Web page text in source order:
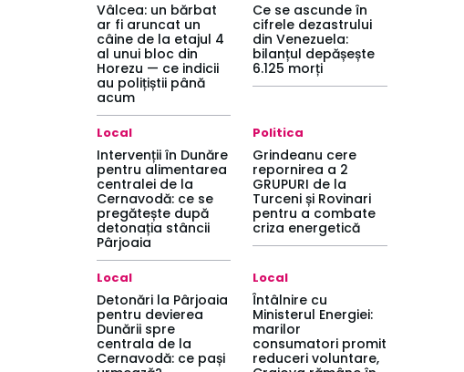
Vâlcea: un bărbat
ar fi aruncat un
câine de la etajul 4
al unui bloc din
Horezu — ce indicii
au polițiștii până
acum
Ce se ascunde în
cifrele dezastrului
din Venezuela:
bilanțul depășește
6.125 morți
Local
Intervenții în Dunăre
pentru alimentarea
centralei de la
Cernavodă: ce se
pregătește după
detonația stâncii
Pârjoaia
Politica
Grindeanu cere
repornirea a 2
GRUPURI de la
Turceni și Rovinari
pentru a combate
criza energetică
Local
Detonări la Pârjoaia
pentru devierea
Dunării spre
centrala de la
Cernavodă: ce pași
Local
Întâlnire cu
Ministerul Energiei:
marilor
consumatori promit
reduceri voluntare,